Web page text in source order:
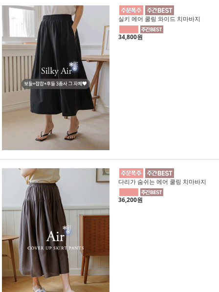
실키 에어 쿨링 와이드 치마바지
34,800원
다리가 숨쉬는 에어 쿨링 치마바지
36,200원